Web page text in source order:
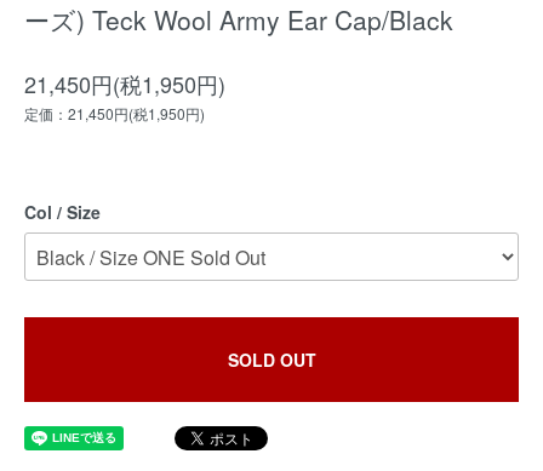
ーズ) Teck Wool Army Ear Cap/Black
21,450円(税1,950円)
定価：21,450円(税1,950円)
Col / Size
SOLD OUT